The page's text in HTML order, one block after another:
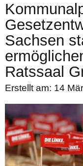
Sachsen
Ratssaal
Erstellt am: 14